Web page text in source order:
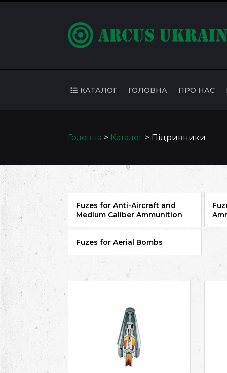
КАТАЛОГ ГОЛОВНА ПРО НАС
Головна > Каталог > Підривники
Fuzes for Anti-Aircraft and
Medium Caliber Ammunition
Fuzes for Aerial Bombs